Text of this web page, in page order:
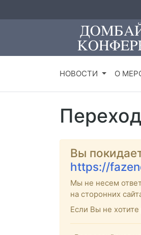
НОВОСТИ О
Вы
https://
Мы не несем
на сторонних
Если Вы не